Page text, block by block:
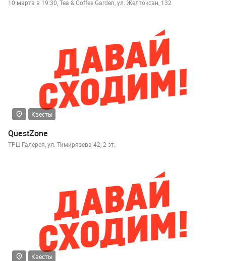
10 марта в 19:30, Tea & Coffee Garden, ул. Желтоксан, 132
Квесты
QuestZone
ТРЦ Галерея, ул. Тимирязева 42, 2 эт.
Квесты